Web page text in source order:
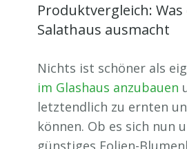
Produktvergleich:
Salathaus ausmacht
Nichts ist schöner als
im Glashaus anzubauen
letztendlich zu ernten
können. Ob es sich nun
günstiges Folien-